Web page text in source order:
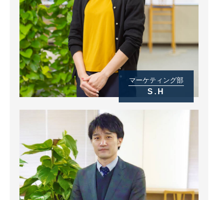
マーケティング部
S.H